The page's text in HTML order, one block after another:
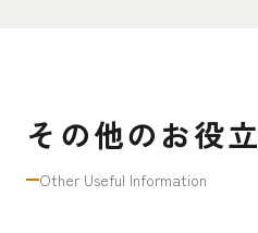
その他のお役
Other Useful Information